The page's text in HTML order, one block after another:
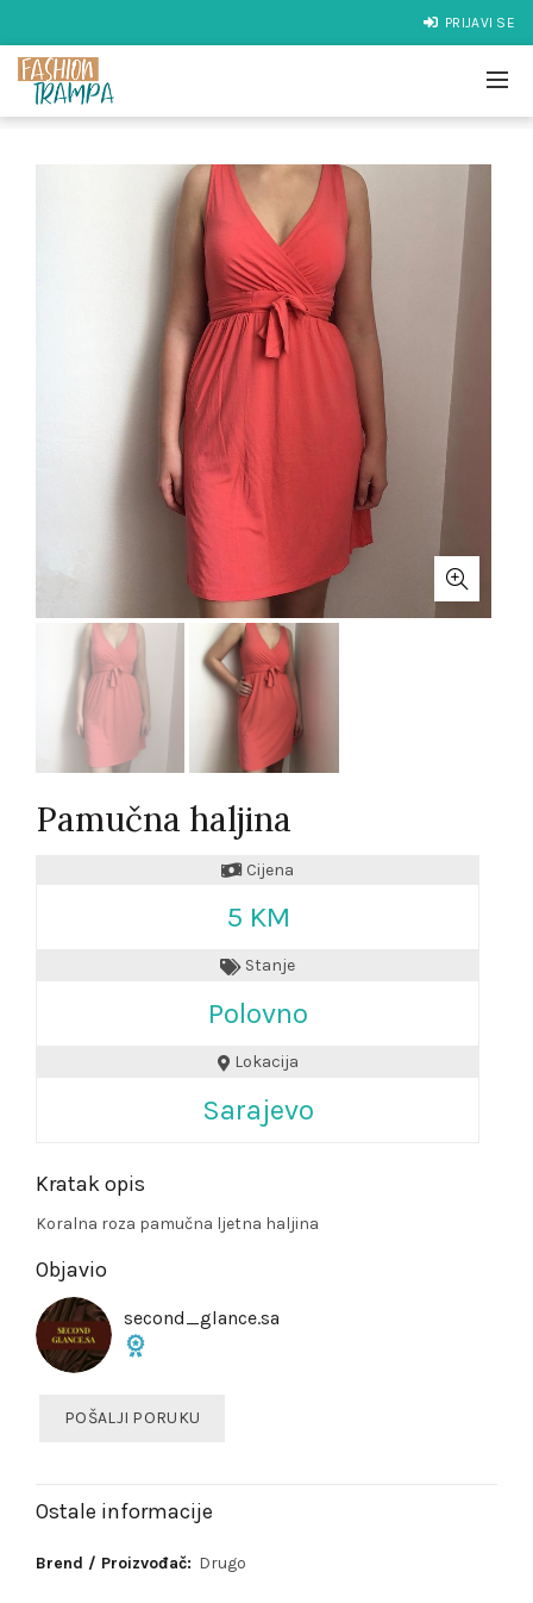
PRIJAVI SE
Pamučna haljina
Cijena
5 KM
Stanje
Polovno
Lokacija
Sarajevo
Kratak opis
Koralna roza pamučna ljetna haljina
Objavio
second_glance.sa
POŠALJI PORUKU
Ostale informacije
Brend / Proizvođač: Drugo